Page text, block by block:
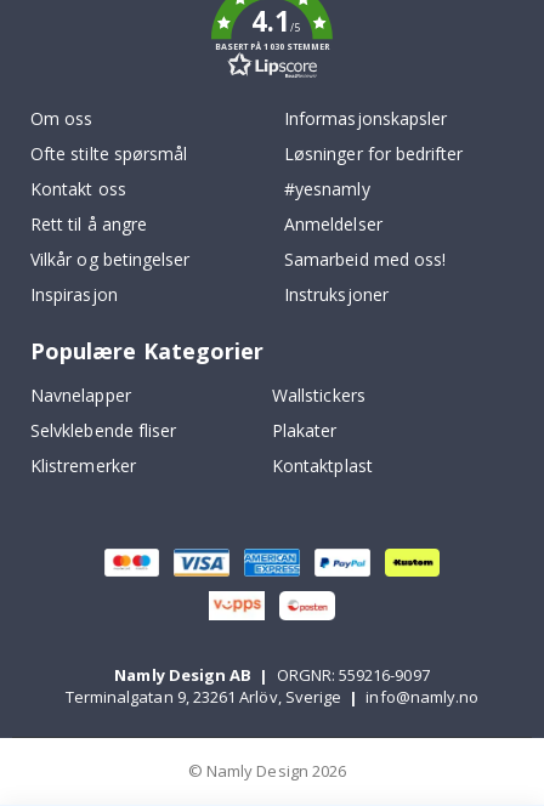
4.1/5
BASERT PÅ 1030 STEMMER
Om oss
Ofte stilte spørsmål
Kontakt oss
Rett til å angre
Vilkår og betingelser
Inspirasjon
Informasjonskapsler
Løsninger for bedrifter
#yesnamly
Anmeldelser
Samarbeid med oss!
Instruksjoner
Populære Kategorier
Navnelapper
Wallstickers
Selvklebende fliser
Plakater
Klistremerker
Kontaktplast
Namly Design AB |
ORGNR: 559216-9097
Terminalgatan 9, 23261 Arlöv, Sverige | info@namly.no
© Namly Design 2026